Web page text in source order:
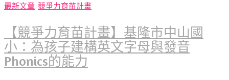
最新文章 競爭力育苗計畫
【競爭力育苗計畫】基隆市中山國
小：為孩子建構英文字母與發音
Phonics的能力